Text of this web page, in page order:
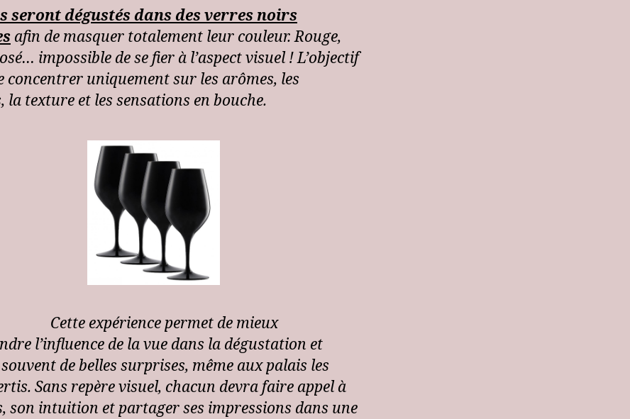
seront dégustés dans des verres noirs
afin de masquer totalement leur couleur. Rouge,
impossible de se fier à l’aspect visuel ! L’objectif
concentrer uniquement sur les arômes, les
la texture et les sensations en bouche.
Cette expérience permet de mieux
l’influence de la vue dans la dégustation et
de belles surprises, même aux palais les
Sans repère visuel, chacun devra faire appel à
son intuition et partager ses impressions dans une